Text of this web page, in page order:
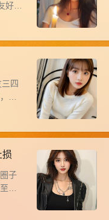
。
些...
四
微
损
子
被
没